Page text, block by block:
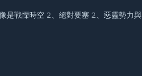
是戰慄時空 2、絕對要塞 2、惡靈勢力與